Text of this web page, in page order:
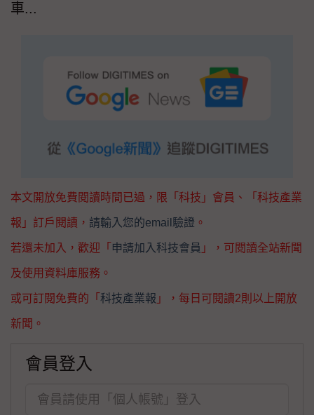
車...
本文開放免費閱讀時間已過，限「科技」會員、「科技產業
報」訂戶閱讀， 請輸入您的email驗證 。
若還未加入，歡迎「 申請加入科技會員 」，可閱讀全站新聞
及使用資料庫服務。
或可訂閱免費的「 科技產業報 」，每日可閱讀2則以上開放
新聞。
會員登入